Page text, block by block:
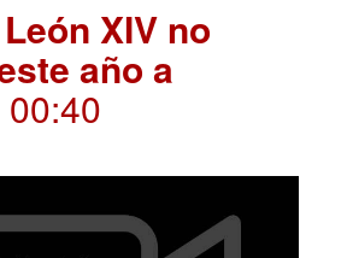
XIV no
año a
00:40